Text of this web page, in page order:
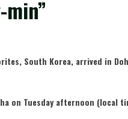
South Korea, arrived in
on Tuesday afternoon (local